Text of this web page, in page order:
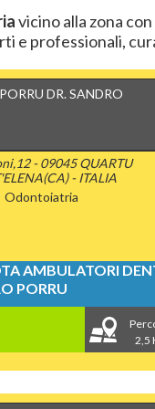
vicino alla zona
e professionali,
PORRU DR. SANDRO
- 09045 QUARTU
- ITALIA
Odontoiatria
AMBULATORI
PORRU
2,5